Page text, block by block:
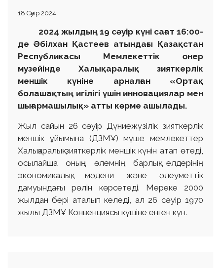
18 Сәуір 2024
2024 жылдың19 сәуір күнісағат 16:00-
де Әбілхан Қастеев атындағы Қазақстан
Республикасы Мемлекеттік өнер
музейінде Халықаралық зияткерлік
меншік күніне арналған «Ортақ
болашақтың игілігі үшін инновациялар мен
шығармашылық» атты көрме ашылады.
Жыл сайын 26 сәуір Дүниежүзілік зияткерлік
меншік ұйымына (ДЗМҰ) мүше мемлекеттер
Халықаралық зияткерлік меншік күнін атап өтеді,
осылайша оның әлемнің барлық елдерінің
экономикалық, мәдени және әлеуметтік
дамуындағы рөлін көрсетеді. Мереке 2000
жылдан бері аталып келеді, ал 26 сәуір 1970
жылы ДЗМҰ Конвенциясы күшіне енген күн.